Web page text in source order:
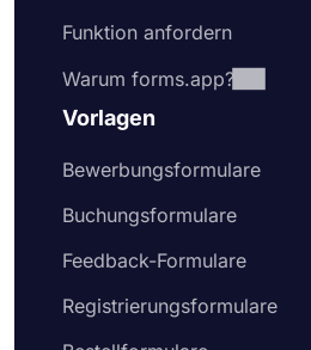
Funktion anfordern
Warum forms.app?
Vorlagen
Bewerbungsformulare
Buchungsformulare
Feedback-Formulare
Registrierungsformulare